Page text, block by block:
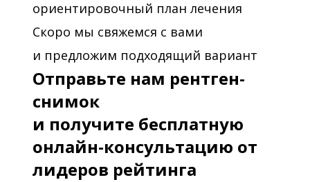
ориентировочный план лечения
Скоро мы свяжемся с вами
и предложим подходящий вариант
Отправьте нам рентген-
снимок
и получите бесплатную
онлайн-консультацию от
лидеров рейтинга